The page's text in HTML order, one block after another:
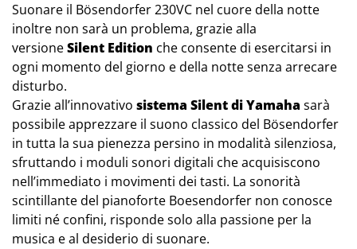
Suonare il Bösendorfer 230VC nel cuore della notte
inoltre non sarà un problema, grazie alla
versioneSilent Edition che consente di esercitarsi in
ogni momento del giorno e della notte senza arrecare
disturbo.
Grazie all’innovativo sistema Silent di Yamaha sarà
possibile apprezzare il suono classico del Bösendorfer
in tutta la sua pienezza persino in modalità silenziosa,
sfruttando i moduli sonori digitali che acquisiscono
nell’immediato i movimenti dei tasti. La sonorità
scintillante del pianoforte Boesendorfer non conosce
limiti né confini, risponde solo alla passione per la
musica e al desiderio di suonare.